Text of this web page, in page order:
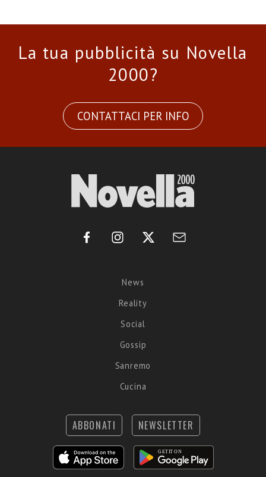
La tua pubblicità su Novella
2000?
CONTATTACI PER INFO
News
Reality
Social
Gossip
Sanremo
Cucina
ABBONATI NEWSLETTER